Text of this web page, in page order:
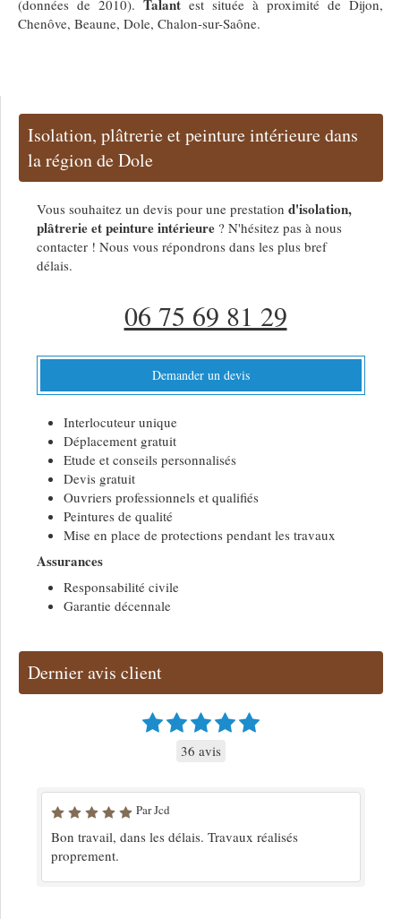
(données de 2010). Talant est située à proximité de Dijon,
Chenôve, Beaune, Dole, Chalon-sur-Saône.
Isolation, plâtrerie et peinture intérieure dans
la région de Dole
Vous souhaitez un devis pour une prestation d'isolation,
plâtrerie et peinture intérieure ? N'hésitez pas à nous
contacter ! Nous vous répondrons dans les plus bref
délais.
06 75 69 81 29
Demander un devis
Interlocuteur unique
Déplacement gratuit
Etude et conseils personnalisés
Devis gratuit
Ouvriers professionnels et qualifiés
Peintures de qualité
Mise en place de protections pendant les travaux
Assurances
Responsabilité civile
Garantie décennale
Dernier avis client
36 avis
Par Jcd
Bon travail, dans les délais. Travaux réalisés
proprement.